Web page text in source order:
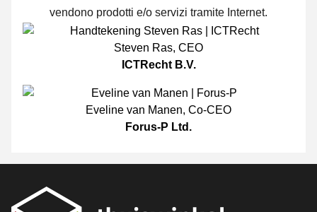
vendono prodotti e/o servizi tramite Internet.
Steven Ras, CEO
ICTRecht B.V.
Eveline van Manen, Co-CEO
Forus-P Ltd.